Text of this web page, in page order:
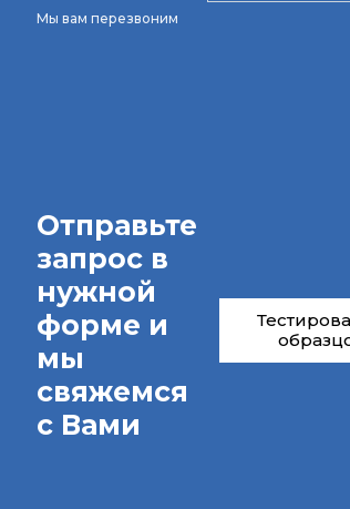
Мы вам перезвоним
Отправьте
запрос в
нужной
форме и
мы
свяжемся
с Вами